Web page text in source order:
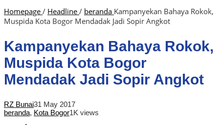
Homepage / Headline / beranda Kampanyekan Bahaya Rokok,
Muspida Kota Bogor Mendadak Jadi Sopir Angkot
Kampanyekan Bahaya Rokok,
Muspida Kota Bogor
Mendadak Jadi Sopir Angkot
RZ Bunai31 May 2017
beranda, Kota Bogor1K views